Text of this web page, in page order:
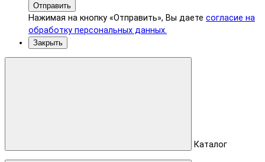
Отправить
Нажимая на кнопку «Отправить», Вы даете согласие на
обработку персональных данных.
Закрыть
Каталог